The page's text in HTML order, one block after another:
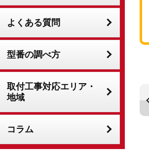
よくある質問
型番の調べ方
取付工事対応エリア・
地域
コラム